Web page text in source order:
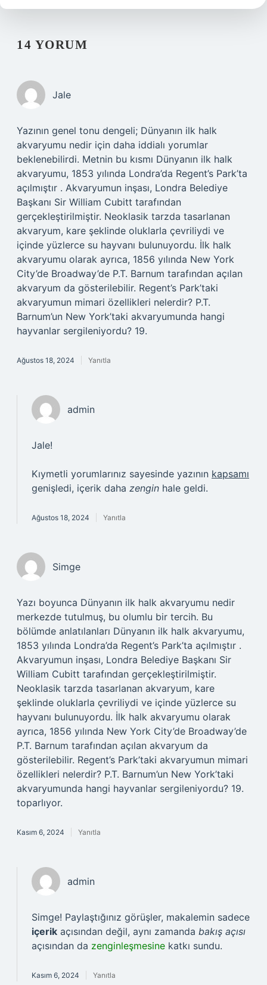
14 YORUM
Jale
Yazının genel tonu dengeli; Dünyanın ilk halk
akvaryumu nedir için daha iddialı yorumlar
beklenebilirdi. Metnin bu kısmı Dünyanın ilk halk
akvaryumu, 1853 yılında Londra’da Regent’s Park’ta
açılmıştır . Akvaryumun inşası, Londra Belediye
Başkanı Sir William Cubitt tarafından
gerçekleştirilmiştir. Neoklasik tarzda tasarlanan
akvaryum, kare şeklinde oluklarla çevriliydi ve
içinde yüzlerce su hayvanı bulunuyordu. İlk halk
akvaryumu olarak ayrıca, 1856 yılında New York
City’de Broadway’de P.T. Barnum tarafından açılan
akvaryum da gösterilebilir. Regent’s Park’taki
akvaryumun mimari özellikleri nelerdir? P.T.
Barnum’un New York’taki akvaryumunda hangi
hayvanlar sergileniyordu? 19.
Ağustos 18, 2024 Yanıtla
admin
Jale!
Kıymetli yorumlarınız sayesinde yazının kapsamı
genişledi, içerik daha zengin hale geldi.
Ağustos 18, 2024 Yanıtla
Simge
Yazı boyunca Dünyanın ilk halk akvaryumu nedir
merkezde tutulmuş, bu olumlu bir tercih. Bu
bölümde anlatılanları Dünyanın ilk halk akvaryumu,
1853 yılında Londra’da Regent’s Park’ta açılmıştır .
Akvaryumun inşası, Londra Belediye Başkanı Sir
William Cubitt tarafından gerçekleştirilmiştir.
Neoklasik tarzda tasarlanan akvaryum, kare
şeklinde oluklarla çevriliydi ve içinde yüzlerce su
hayvanı bulunuyordu. İlk halk akvaryumu olarak
ayrıca, 1856 yılında New York City’de Broadway’de
P.T. Barnum tarafından açılan akvaryum da
gösterilebilir. Regent’s Park’taki akvaryumun mimari
özellikleri nelerdir? P.T. Barnum’un New York’taki
akvaryumunda hangi hayvanlar sergileniyordu? 19.
toparlıyor.
Kasım 6, 2024 Yanıtla
admin
Simge! Paylaştığınız görüşler, makalemin sadece
içerik açısından değil, aynı zamanda bakış açısı
açısından da zenginleşmesine katkı sundu.
Kasım 6, 2024 Yanıtla